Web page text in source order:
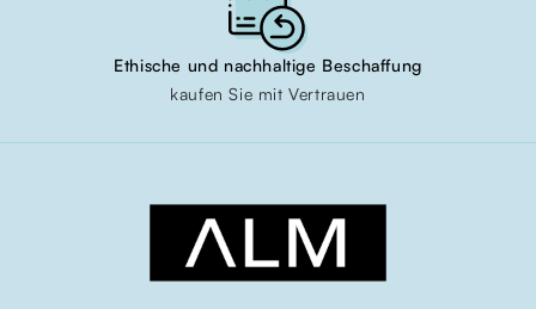
Ethische und nachhaltige Beschaffung
kaufen Sie mit Vertrauen